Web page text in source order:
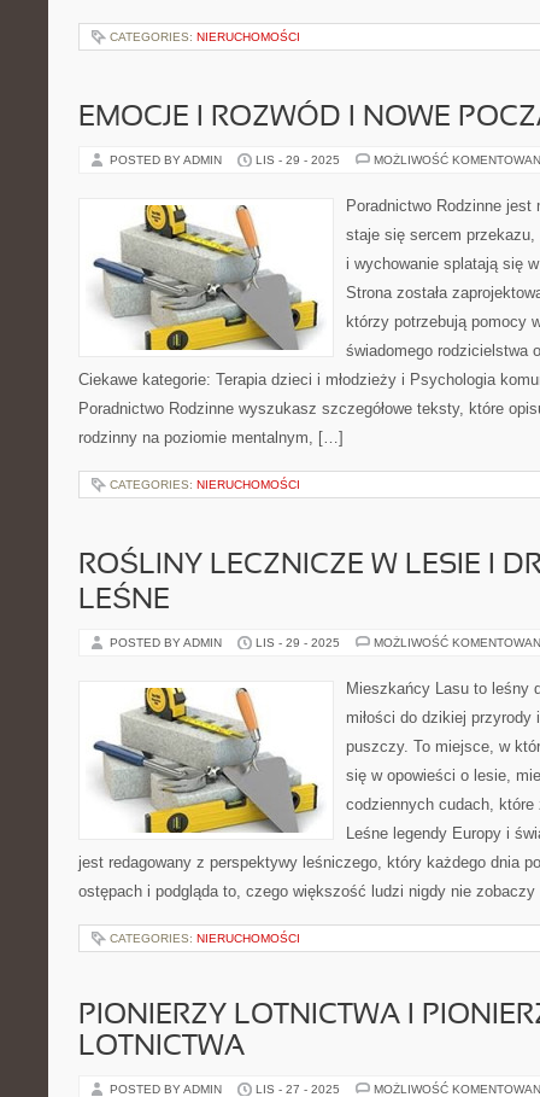
CATEGORIES: NIERUCHOMOŚCI
EMOCJE I ROZWÓD I NOWE
POSTED BY ADMIN LIS - 29 - 2025 MOŻLIWOŚĆ
Poradnictwo Rodzinne
staje się sercem
i wychowanie splatają się
Strona została
którzy potrzebują pomocy
świadomego rodzicielstwa
Ciekawe kategorie: Terapia dzieci i młodzieży i Psychologia
Poradnictwo Rodzinne wyszukasz szczegółowe teksty, które
rodzinny na poziomie mentalnym, […]
CATEGORIES: NIERUCHOMOŚCI
ROŚLINY LECZNICZE W LESIE I
LEŚNE
POSTED BY ADMIN LIS - 29 - 2025 MOŻLIWOŚĆ
Mieszkańcy Lasu to leśny
miłości do dzikiej
puszczy. To miejsce, w
się w opowieści o lesie,
codziennych cudach, które
Leśne legendy Europy i
jest redagowany z perspektywy leśniczego, który każdego dnia
ostępach i podgląda to, czego większość ludzi nigdy nie
CATEGORIES: NIERUCHOMOŚCI
PIONIERZY LOTNICTWA I
LOTNICTWA
POSTED BY ADMIN LIS - 27 - 2025 MOŻLIWOŚĆ